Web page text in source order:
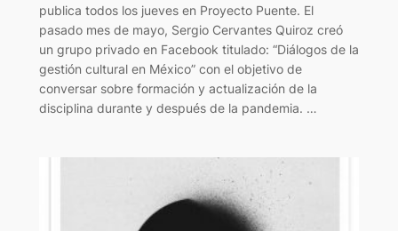
publica todos los jueves en Proyecto Puente. El
pasado mes de mayo, Sergio Cervantes Quiroz creó
un grupo privado en Facebook titulado: “Diálogos de la
gestión cultural en México” con el objetivo de
conversar sobre formación y actualización de la
disciplina durante y después de la pandemia. …